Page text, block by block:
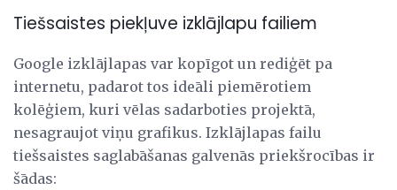
Tiešsaistes piekļuve izklājlapu failiem
Google izklājlapas var kopīgot un rediģēt pa
internetu, padarot tos ideāli piemērotiem
kolēģiem, kuri vēlas sadarboties projektā,
nesagraujot viņu grafikus. Izklājlapas failu
tiešsaistes saglabāšanas galvenās priekšrocības ir
šādas: